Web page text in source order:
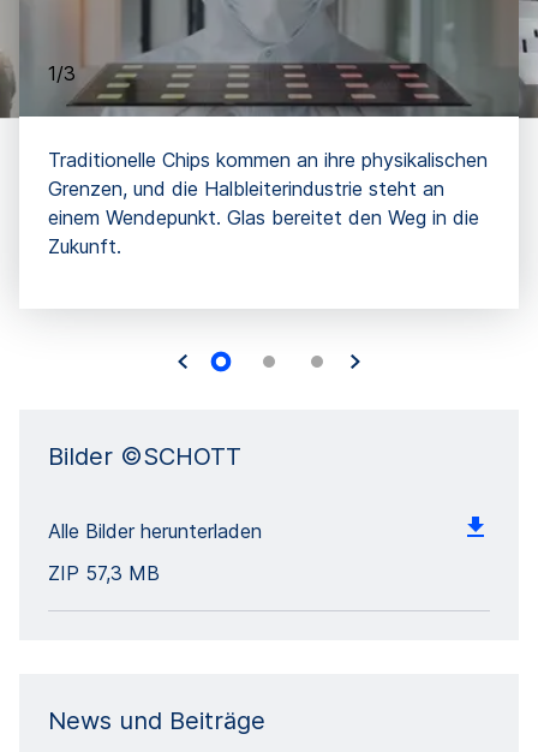
1/3
Traditionelle Chips kommen an ihre physikalischen
Grenzen, und die Halbleiterindustrie steht an
einem Wendepunkt. Glas bereitet den Weg in die
Zukunft.
Bilder ©SCHOTT
Alle Bilder herunterladen
ZIP 57,3 MB
News und Beiträge